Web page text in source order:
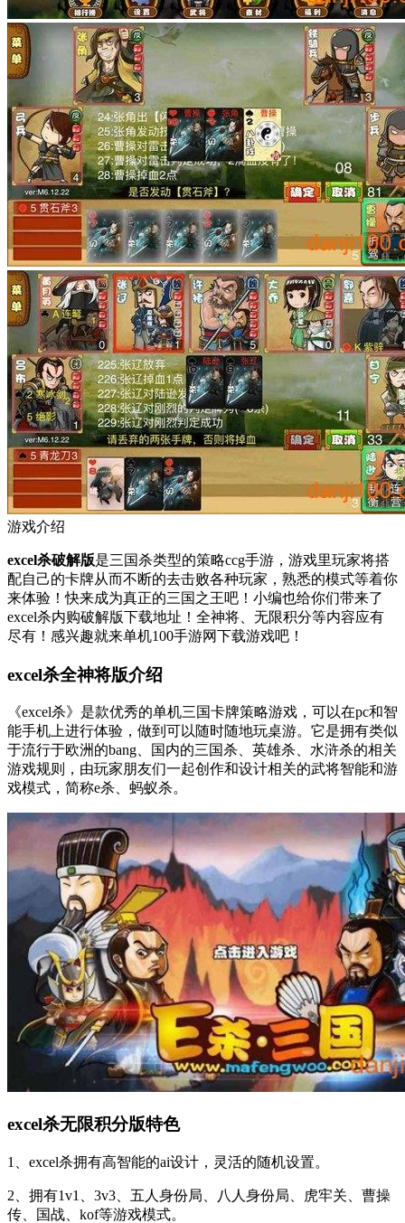
游戏介绍
excel杀破解版是三国杀类型的策略ccg手游，游戏里玩家将搭
配自己的卡牌从而不断的去击败各种玩家，熟悉的模式等着你
来体验！快来成为真正的三国之王吧！小编也给你们带来了
excel杀内购破解版下载地址！全神将、无限积分等内容应有
尽有！感兴趣就来单机100手游网下载游戏吧！
excel杀全神将版介绍
《excel杀》是款优秀的单机三国卡牌策略游戏，可以在pc和智
能手机上进行体验，做到可以随时随地玩桌游。它是拥有类似
于流行于欧洲的bang、国内的三国杀、英雄杀、水浒杀的相关
游戏规则，由玩家朋友们一起创作和设计相关的武将智能和游
戏模式，简称e杀、蚂蚁杀。
excel杀无限积分版特色
1、excel杀拥有高智能的ai设计，灵活的随机设置。
2、拥有1v1、3v3、五人身份局、八人身份局、虎牢关、曹操
传、国战、kof等游戏模式。